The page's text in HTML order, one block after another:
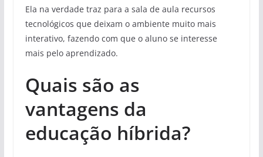
Ela na verdade traz para a sala de aula recursos
tecnológicos que deixam o ambiente muito mais
interativo, fazendo com que o aluno se interesse
mais pelo aprendizado.
Quais são as
vantagens da
educação híbrida?